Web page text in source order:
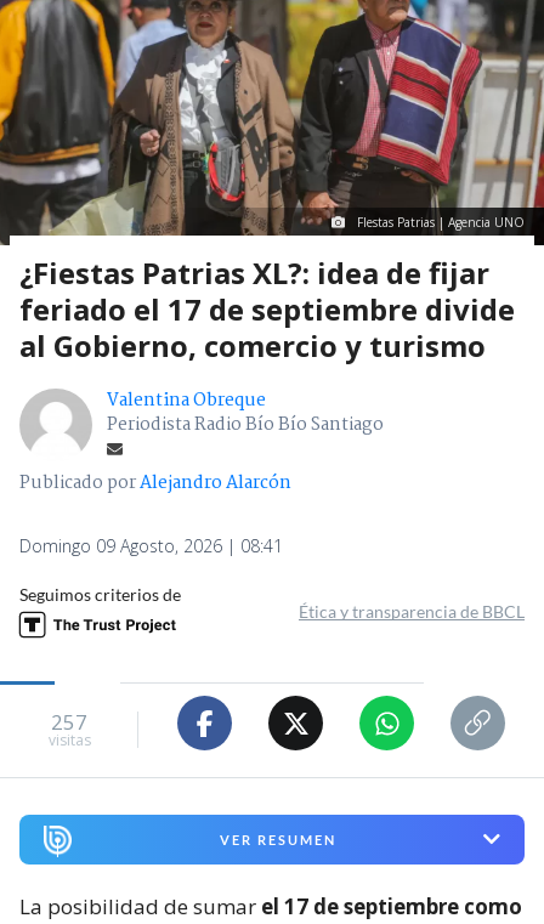
FIestas Patrias | Agencia UNO
¿Fiestas Patrias XL?: idea de fijar
feriado el 17 de septiembre divide
al Gobierno, comercio y turismo
Valentina Obreque
Periodista Radio Bío Bío Santiago
Publicado porAlejandro Alarcón
Domingo 09 Agosto, 2026 | 08:41
Seguimos criterios de
Ética y transparencia de BBCL
257
visitas
VER RESUMEN
La posibilidad de sumar el 17 de septiembre como